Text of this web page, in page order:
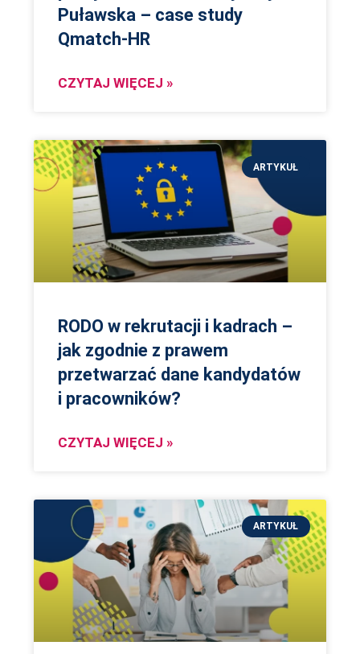
Puławska – case study
Qmatch-HR
CZYTAJ WIĘCEJ »
ARTYKUŁ
RODO w rekrutacji i kadrach –
jak zgodnie z prawem
przetwarzać dane kandydatów
i pracowników?
CZYTAJ WIĘCEJ »
ARTYKUŁ